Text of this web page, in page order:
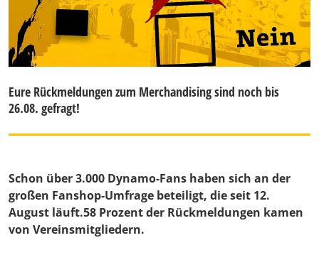
Eure Rückmeldungen zum Merchandising sind noch bis
26.08. gefragt!
Schon über 3.000 Dynamo-Fans haben sich an der
großen Fanshop-Umfrage beteiligt, die seit 12.
August läuft.58 Prozent der Rückmeldungen kamen
von Vereinsmitgliedern.